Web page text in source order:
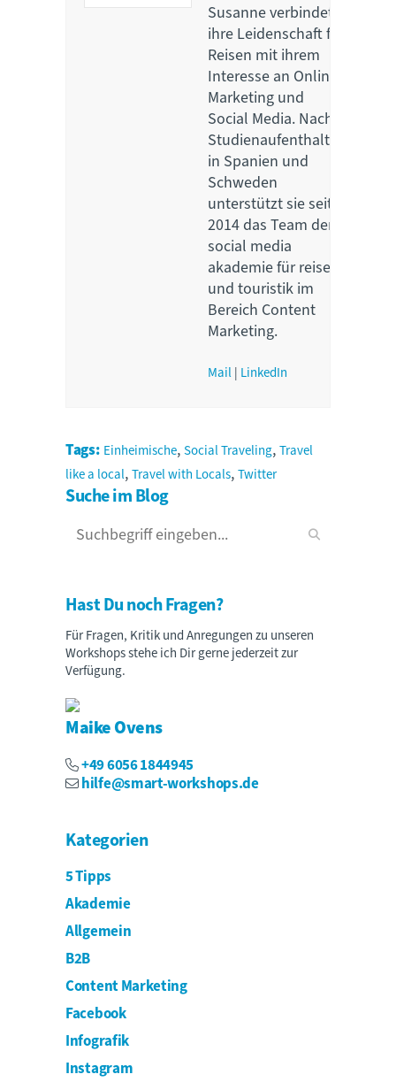
Susanne verbindet
ihre Leidenschaft für
Reisen mit ihrem
Interesse an Online
Marketing und
Social Media. Nach
Studienaufenthalten
in Spanien und
Schweden
unterstützt sie seit
2014 das Team der
social media
akademie für reise
und touristik im
Bereich Content
Marketing.
Mail| LinkedIn
Tags: Einheimische,Social Traveling,Travel
like a local,Travel with Locals,Twitter
Suche im Blog
Hast Du noch Fragen?
Für Fragen, Kritik und Anregungen zu unseren
Workshops stehe ich Dir gerne jederzeit zur
Verfügung.
Maike Ovens
+49 6056 1844945
hilfe@smart-workshops.de
Kategorien
5 Tipps
Akademie
Allgemein
B2B
Content Marketing
Facebook
Infografik
Instagram